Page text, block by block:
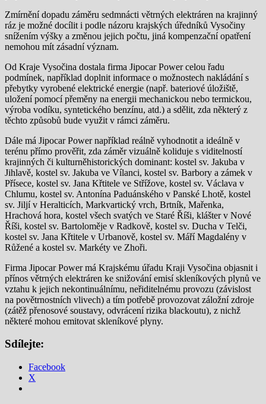
Zmírnění dopadu záměru sedmnácti větrných elektráren na krajinný
ráz je možné docílit i podle názoru krajských úředníků Vysočiny
snížením výšky a změnou jejich počtu, jiná kompenzační opatření
nemohou mít zásadní význam.
Od Kraje Vysočina dostala firma Jipocar Power celou řadu
podmínek, například doplnit informace o možnostech nakládání s
přebytky vyrobené elektrické energie (např. bateriové úložiště,
uložení pomocí přeměny na energii mechanickou nebo termickou,
výroba vodíku, syntetického benzínu, atd.) a sdělit, zda některý z
těchto způsobů bude využit v rámci záměru.
Dále má Jipocar Power například reálně vyhodnotit a ideálně v
terénu přímo prověřit, zda záměr vizuálně koliduje s viditelností
krajinných či kulturněhistorických dominant: kostel sv. Jakuba v
Jihlavě, kostel sv. Jakuba ve Vílanci, kostel sv. Barbory a zámek v
Přísece, kostel sv. Jana Křtitele ve Střížove, kostel sv. Václava v
Chlumu, kostel sv. Antonína Paduánského v Panské Lhotě, kostel
sv. Jiljí v Heralticích, Markvartický vrch, Brtník, Mařenka,
Hrachová hora, kostel všech svatých ve Staré Říši, klášter v Nové
Říši, kostel sv. Bartoloměje v Radkově, kostel sv. Ducha v Telči,
kostel sv. Jana Křtitele v Urbanově, kostel sv. Máří Magdalény v
Růžené a kostel sv. Markéty ve Zhoři.
Firma Jipocar Power má Krajskému úřadu Kraji Vysočina objasnit i
přínos větrných elektráren ke snižování emisí skleníkových plynů ve
vztahu k jejich nekontinuálnímu, neřiditelnému provozu (závislost
na povětrnostních vlivech) a tím potřebě provozovat záložní zdroje
(zátěž přenosové soustavy, odvrácení rizika blackoutu), z nichž
některé mohou emitovat skleníkové plyny.
Sdílejte:
Facebook
X